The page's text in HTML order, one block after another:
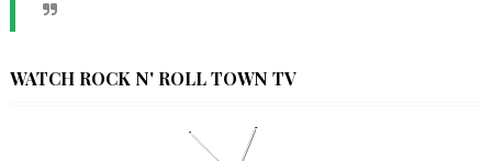
WATCH ROCK N' ROLL TOWN TV